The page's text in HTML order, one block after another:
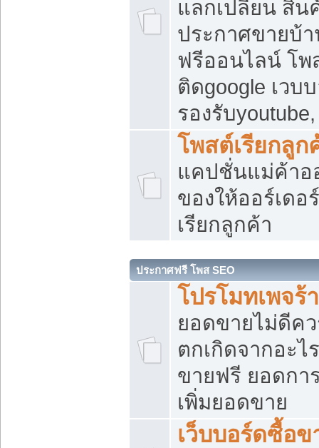
แลกเปลี่ยน สิน
ประกาศขายบ้
ฟรีออนไลน์ โพ
ติดgoogle เวบ
รองรับ
โพสต์เรียกลูก
แคปชั่นแม่ค้าอ
ของให้ออร์เดอ
เรียกลูกค้า
ประกาศฟรี โพส SEO
โปรโมทเพจร้
ยอดขายไม่ดีค
ตกเกิดจากอะไ
ขายฟรี ยอดกา
เพิ่มยอดขาย
เว็บบอร์ดซื้อข